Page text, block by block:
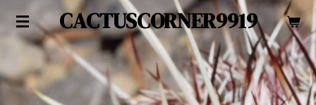
Zum
Hauptinhalt
springen
CACTUSCORNER9919